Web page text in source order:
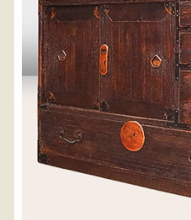
・配送についての詳細は、こ
【送料を確
お届け先、送料ランクを
示され
お届け
送料ラ